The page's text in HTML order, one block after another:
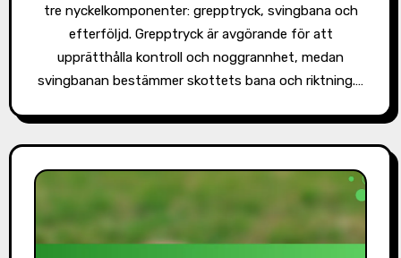
tre nyckelkomponenter: grepptryck, svingbana och
efterföljd. Grepptryck är avgörande för att
upprätthålla kontroll och noggrannhet, medan
svingbanan bestämmer skottets bana och riktning.…